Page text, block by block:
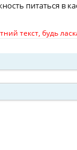
питаться в
текст, будь